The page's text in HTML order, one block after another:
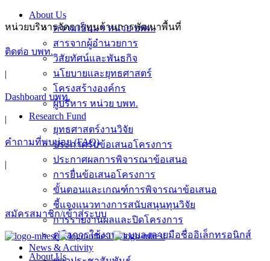
Skip
to
หน่วยบริหารจัดการทุนด้านการพัฒนาพื้นที่
ติดต่อ บพท.
|
Dashboard บพท.
|
คำถามที่พบบ่อย (FAQ)
|
สมัครสมาชิก/เข้าสู่ระบบ
About Us
About Us
ความเป็นมา หน่วย บพท.
สารจากผู้อำนวยการ
วิสัยทัศน์และพันธกิจ
นโยบายและยุทธศาสตร์
โครงสร้างองค์กร
ผู้บริหาร หน่วย บพท.
Research Fund
ยุทธศาสตร์งานวิจัย
ประกาศรับข้อเสนอโครงการ
ประกาศผลการพิจารณาข้อเสนอ
การยื่นข้อเสนอโครงการ
ขั้นตอนและเกณฑ์การพิจารณาข้อเสนอ
ชี้แจงแนวทางการสนับสนุนทุนวิจัย
การรายงานผลและปิดโครงการ
คู่มือการใช้งานระบบลงลายมือชื่ออิเล็กทรอนิกส์
News & Activity